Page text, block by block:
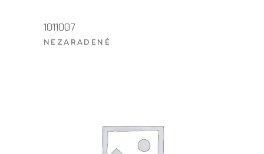
1011007
NEZARADENÉ